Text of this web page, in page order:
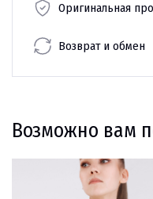
Оригинальная
Возврат и обмен
Возможно вам